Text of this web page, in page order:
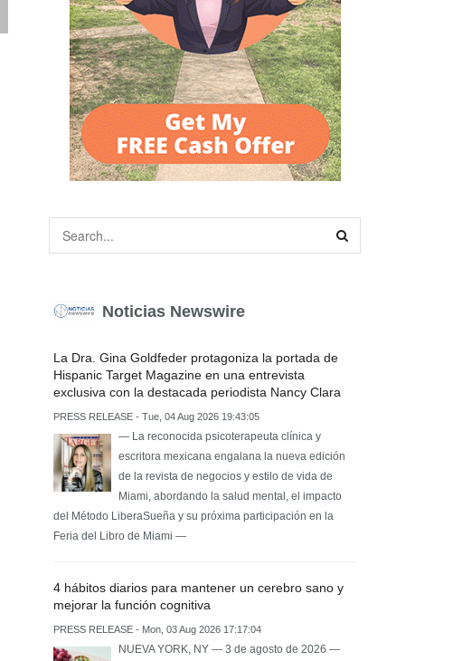
Noticias Newswire
La Dra. Gina Goldfeder protagoniza la portada de
Hispanic Target Magazine en una entrevista
exclusiva con la destacada periodista Nancy Clara
PRESS RELEASE - Tue, 04 Aug 2026 19:43:05
— La reconocida psicoterapeuta clínica y
escritora mexicana engalana la nueva edición
de la revista de negocios y estilo de vida de
Miami, abordando la salud mental, el impacto
del Método LiberaSueña y su próxima participación en la
Feria del Libro de Miami —
4 hábitos diarios para mantener un cerebro sano y
mejorar la función cognitiva
PRESS RELEASE - Mon, 03 Aug 2026 17:17:04
NUEVA YORK, NY — 3 de agosto de 2026 —